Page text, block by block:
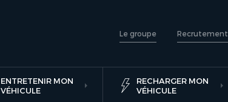
Le groupe Recrutement
ENTRETENIR MON
VÉHICULE
RECHARGER MON
VÉHICULE